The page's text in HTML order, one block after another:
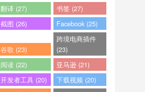
翻译 (27)
书签 (27)
截图 (26) Facebook (25)
谷歌 (23)
跨境电商插件
(23)
阅读 (22)
亚马逊 (21)
开发者工具 (20)
下载视频 (20)